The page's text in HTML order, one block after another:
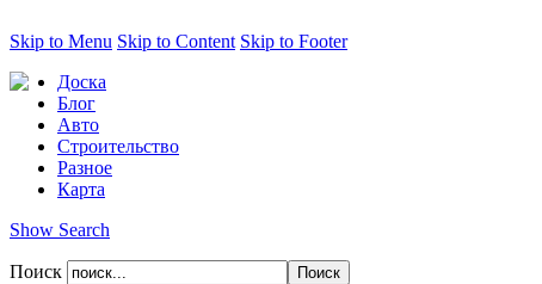
Skip to Menu Skip to Content Skip to Footer
Доска
Блог
Авто
Строительство
Разное
Карта
Show Search
Поиск